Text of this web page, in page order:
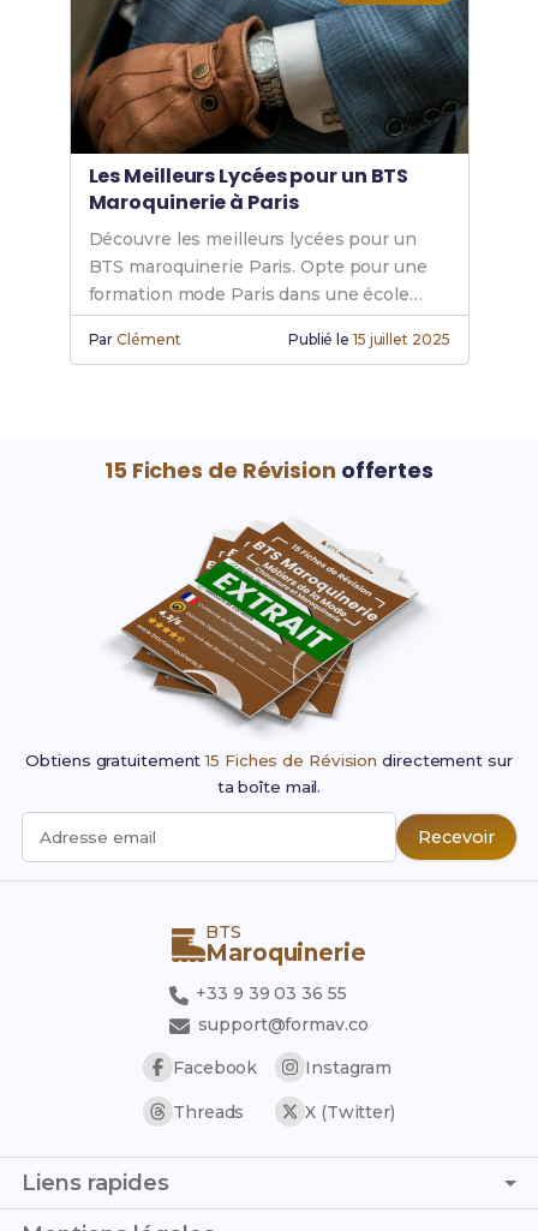
Les Meilleurs Lycées pour un BTS
Maroquinerie à Paris
Découvre les meilleurs lycées pour un
BTS maroquinerie Paris. Opte pour une
formation mode Paris dans une école
maroquinerie de premier choix.
ParClément Publié le 15 juillet 2025
15 Fiches de Révision offertes
Obtiens gratuitement15 Fiches de Révision directement sur
ta boîte mail.
Adresse email Recevoir
BTS
Maroquinerie
+33 9 39 03 36 55
support@formav.co
Facebook
Instagram
Threads X (Twitter)
Liens rapides